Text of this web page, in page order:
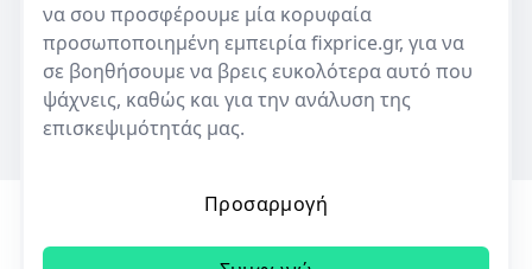
50+
Καταστήματα
10,000+
Καταχωρίσεις επισκευών
να σου προσφέρουμε μία κορυφαία
προσωποποιημένη εμπειρία fixprice.gr, για να
σε βοηθήσουμε να βρεις ευκολότερα αυτό που
ψάχνεις, καθώς και για την ανάλυση της
επισκεψιμότητάς μας.
Προσαρμογή